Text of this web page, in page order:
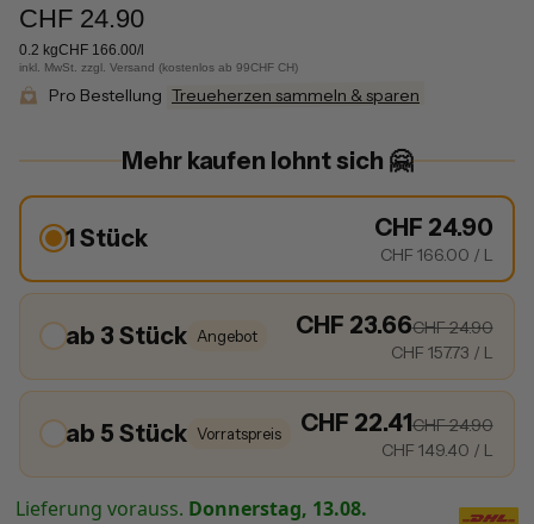
CHF 24.90
0.2 kgCHF 166.00/l
inkl. MwSt. zzgl. Versand (kostenlos ab 99CHF CH)
Pro Bestellung Treueherzen sammeln & sparen
Mehr kaufen lohnt sich 🤗
1 Stück CHF 24.90
CHF 166.00 / L
ab 3 Stück Angebot CHF 23.66CHF 24.90
CHF 157.73 / L
ab 5 Stück Vorratspreis CHF 22.41CHF 24.90
CHF 149.40 / L
Lieferung vorauss. Donnerstag, 13.08.